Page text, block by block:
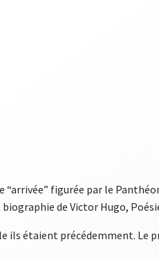
“arrivée” figurée par le
de Victor Hugo,
ils étaient précédemment. Le